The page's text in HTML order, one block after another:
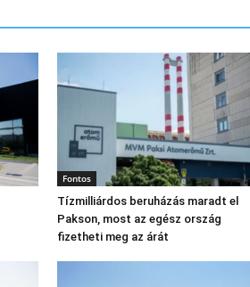
Fontos
Tízmilliárdos beruházás maradt el
Pakson, most az egész ország
fizetheti meg az árát